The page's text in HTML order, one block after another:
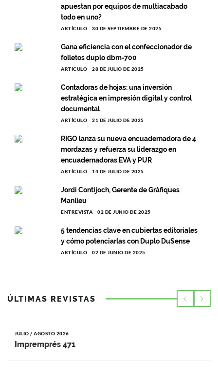
apuestan por equipos de multiacabado
todo en uno?
ARTÍCULO 30 DE SEPTIEMBRE DE 2025
Gana eficiencia con el confeccionador de
folletos duplo dbm-700
ARTÍCULO 28 DE JULIO DE 2025
Contadoras de hojas: una inversión
estratégica en impresión digital y control
documental
ARTÍCULO 21 DE JULIO DE 2025
RIGO lanza su nueva encuadernadora de 4
mordazas y refuerza su liderazgo en
encuadernadoras EVA y PUR
ARTÍCULO 14 DE JULIO DE 2025
Jordi Contijoch, Gerente de Gràfiques
Manlleu
ENTREVISTA 02 DE JUNIO DE 2025
5 tendencias clave en cubiertas editoriales
y cómo potenciarlas con Duplo DuSense
ARTÍCULO 02 DE JUNIO DE 2025
ÚLTIMAS REVISTAS
JULIO / AGOSTO 2026
Impremprés 471